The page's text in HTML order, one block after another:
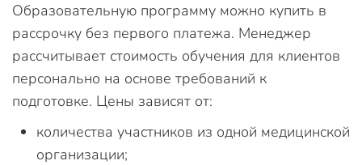
Образовательную программу можно купить в
рассрочку без первого платежа. Менеджер
рассчитывает стоимость обучения для клиентов
персонально на основе требований к
подготовке. Цены зависят от:
количества участников из одной медицинской
организации;